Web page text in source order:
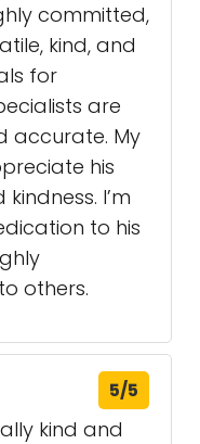
committed,
kind, and
for
are
accurate. My
his
I’m
to his
others.
5/5
kind and